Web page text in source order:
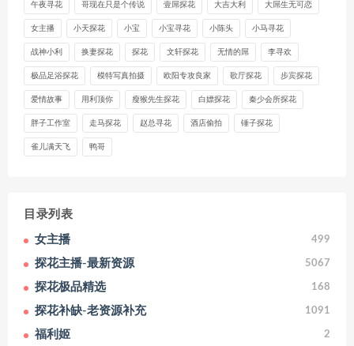
午夜寻花 哥现在只是个传说 壹屌探花 大吉大利 大屌生无可恋
女主播 小天探花 小宝 小宝寻花 小陈头 小马寻花
战神小利 换妻探花 探花 文轩探花 无情的屌 李寻欢
极品足浴探花 模特写真拍摄 欧阳专攻良家 歌厅探花 步宾探花
爱情故事 用利顶你 瘦猴先生探花 白嫖探花 秦少会所探花
胖子工作室 走马探花 赵总寻花 酒店偷拍 锤子探花
雀儿满天飞 鸭哥
目录列表
女主播 499
探花主播-最新资源 5067
探花极品精选 168
探花补缺-老资源补充 1091
福利姬 2